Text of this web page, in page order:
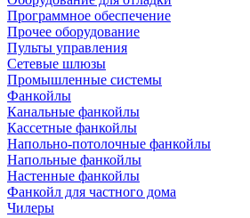
Программное обеспечение
Прочее оборудование
Пульты управления
Сетевые шлюзы
Промышленные системы
Фанкойлы
Канальные фанкойлы
Кассетные фанкойлы
Напольно-потолочные фанкойлы
Напольные фанкойлы
Настенные фанкойлы
Фанкойл для частного дома
Чилеры